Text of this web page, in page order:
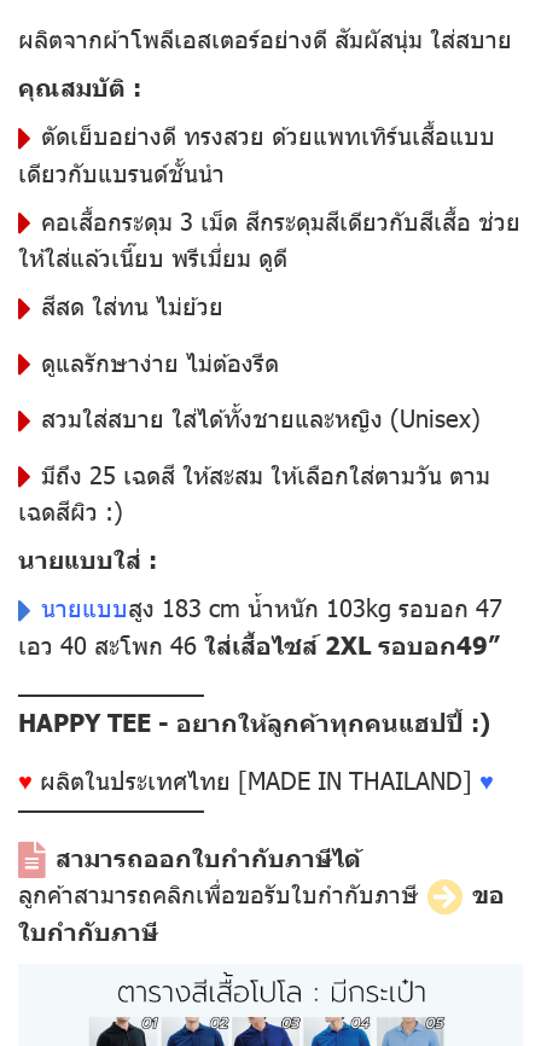
ผลิตจากผ้าโพลีเอสเตอร์อย่างดี สัมผัสนุ่ม ใส่สบาย
คุณสมบัติ :
ตัดเย็บอย่างดี ทรงสวย ด้วยแพทเทิร์นเสื้อแบบ
เดียวกับแบรนด์ชั้นนำ
คอเสื้อกระดุม 3 เม็ด สีกระดุมสีเดียวกับสีเสื้อ ช่วย
ให้ใส่แล้วเนี๊ยบ พรีเมี่ยม ดูดี
สีสด ใส่ทน ไม่ย้วย
ดูแลรักษาง่าย ไม่ต้องรีด
สวมใส่สบาย ใส่ได้ทั้งชายและหญิง (Unisex)
มีถึง 25 เฉดสี ให้สะสม ให้เลือกใส่ตามวัน ตาม
เฉดสีผิว :)
นายแบบใส่ :
นายแบบสูง 183 cm น้ำหนัก 103kg รอบอก 47
เอว 40 สะโพก 46 ใส่เสื้อไซส์ 2XL รอบอก49”
––––––––––––––
HAPPY TEE - อยากให้ลูกค้าทุกคนแฮปปี้ :)
♥ ผลิตในประเทศไทย [MADE IN THAILAND] ♥
––––––––––––––
สามารถออกใบกำกับภาษีได้
ลูกค้าสามารถคลิกเพื่อขอรับใบกำกับภาษี
ขอ
ใบกำกับภาษี